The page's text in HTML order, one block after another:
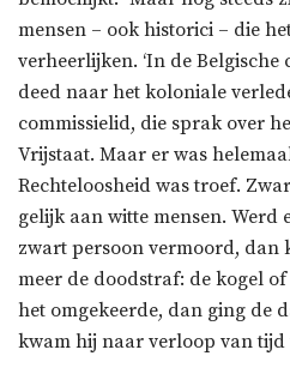
mensen – ook historici – die
verheerlijken. ‘In de Belgische
deed naar het koloniale
commissielid, die sprak over
Vrijstaat. Maar er was
Rechteloosheid was troef.
gelijk aan witte mensen. Werd
zwart persoon vermoord, dan
meer de doodstraf: de kogel
het omgekeerde, dan ging de
kwam hij naar verloop van tijd